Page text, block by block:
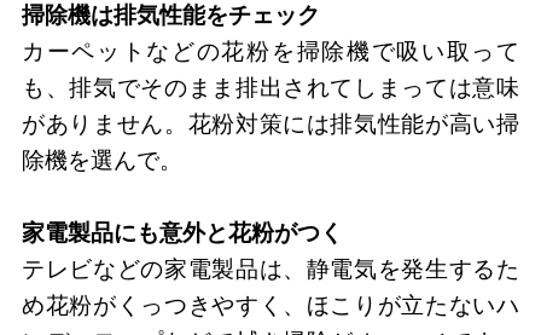
掃除機は排気性能をチェック
カーペットなどの花粉を掃除機で吸い取って
も、排気でそのまま排出されてしまっては意味
がありません。花粉対策には排気性能が高い掃
除機を選んで。
家電製品にも意外と花粉がつく
テレビなどの家電製品は、静電気を発生するた
め花粉がくっつきやすく、ほこりが立たないハ